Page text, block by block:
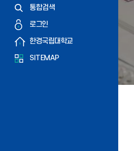
통합검색
로그인
한경국립대학교
SITEMAP